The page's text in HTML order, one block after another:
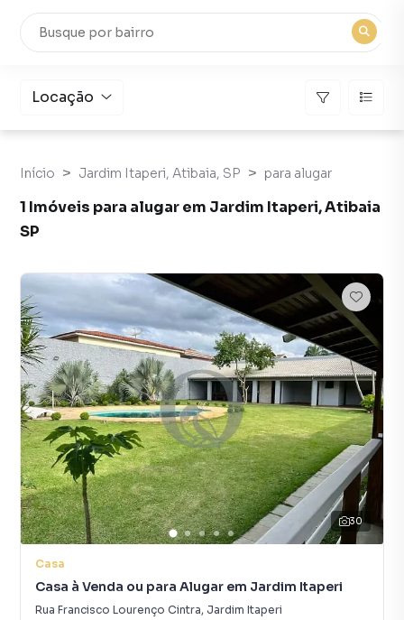
Locação
Início Jardim Itaperi, Atibaia, SP para alugar
1 Imóveis para alugar em Jardim Itaperi, Atibaia
SP
30
Casa
Casa à Venda ou para Alugar em Jardim Itaperi
Rua Francisco Lourenço Cintra, Jardim Itaperi